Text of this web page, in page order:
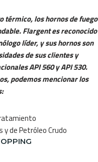
térmico, los hornos de fuego
Flargent es reconocido
líder, y sus hornos son
de sus clientes y
API 560 y API 530.
podemos mencionar los
y de Petróleo Crudo